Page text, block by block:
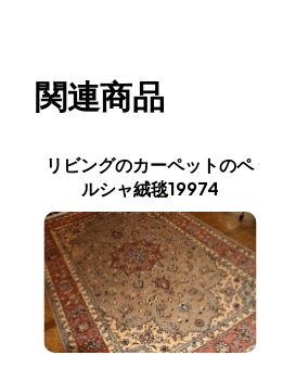
関連商品
リビングのカーペットのペ
ルシャ絨毯19974